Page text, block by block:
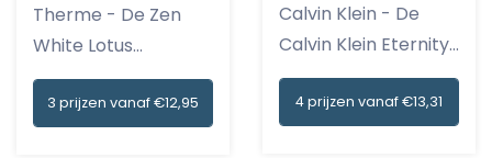
Therme - De Zen
White Lotus
geschenkset (2-...
3 prijzen vanaf €12,95
Calvin Klein - De
Calvin Klein Eternity
Wom...
4 prijzen vanaf €13,31